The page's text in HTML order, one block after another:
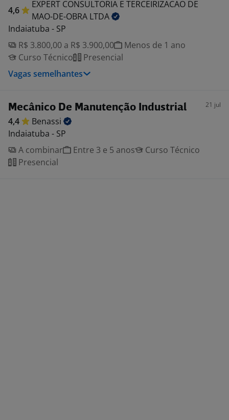
4,6
EXPERT CONSULTORIA E TERCEIRIZACAO DE
MAO-DE-OBRA LTDA
Indaiatuba - SP
R$ 3.800,00 a R$ 3.900,00
Menos de 1 ano
Curso Técnico
Presencial
Vagas semelhantes
Mecânico De Manutenção Industrial 21 jul
4,4
Benassi
Indaiatuba - SP
A combinar
Entre 3 e 5 anos
Curso Técnico
Presencial